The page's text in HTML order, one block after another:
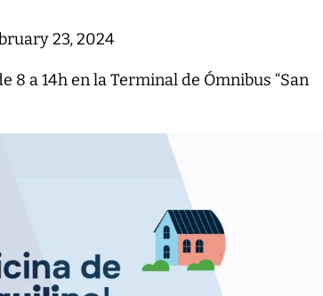
23, 2024
8 a 14h en la Terminal de Ómnibus “San